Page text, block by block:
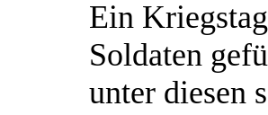
Ein
Soldaten
unter diesen